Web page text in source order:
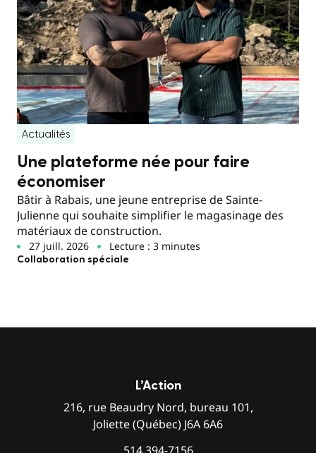
Actualités
Une plateforme née pour faire
économiser
Bâtir à Rabais, une jeune entreprise de Sainte-
Julienne qui souhaite simplifier le magasinage des
matériaux de construction.
27 juill. 2026 Lecture : 3 minutes
Collaboration spéciale
L’Action
216, rue Beaudry Nord, bureau 101,
Joliette (Québec) J6A 6A6